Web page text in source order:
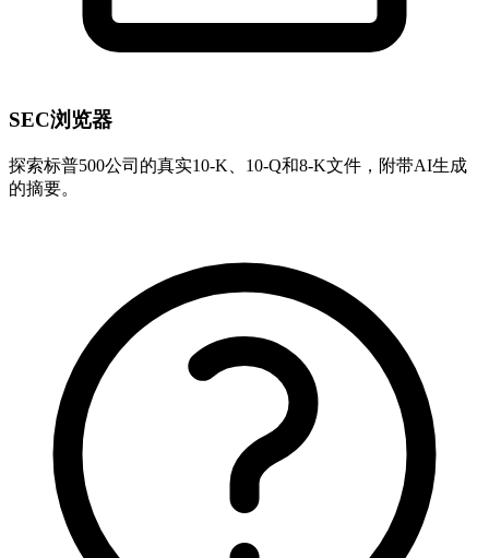
SEC浏览器
探索标普500公司的真实10-K、10-Q和8-K文件，附带AI生成
的摘要。